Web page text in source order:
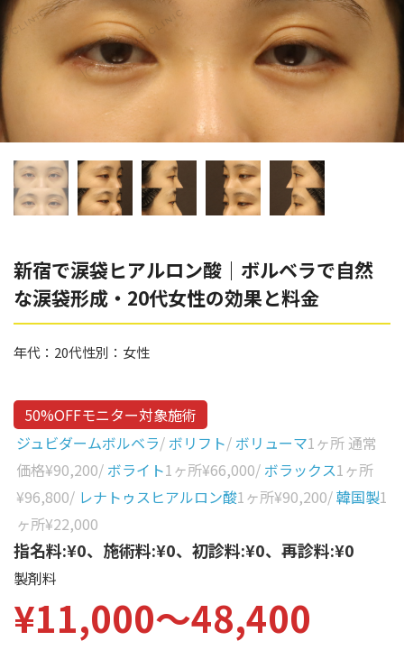
看護師一覧
新着情報 コラム
松村 仁
泉 洋平
阿部 竜介
Parts
部位から探す
額
こめかみ
目の上
涙袋
眼窩縁（目の下）
ゴルゴライン
鼻
ほうれい線
鼻翼基部
ボルベラ
レナトゥスヒアルロン酸
ダイヤモンドフィール/ピ
リジュラン
ゴウリ
その他
Gender
性別から探す
その他
新宿で涙袋ヒアルロン酸｜ボルベラで自然
な涙袋形成・20代女性の効果と料金
年代： 20代性別： 女性
50%OFFモニター対象施術
ジュビダームボルベラ/ ボリフト/ ボリューマ1ヶ所 通常
価格¥90,200/ ボライト1ヶ所¥66,000/ ボラックス1ヶ所
¥96,800/ レナトゥスヒアルロン酸1ヶ所¥90,200/韓国製1
ヶ所¥22,000
指名料:¥0、施術料:¥0、初診料:¥0、再診料:¥0
製剤料
¥11,000〜48,400